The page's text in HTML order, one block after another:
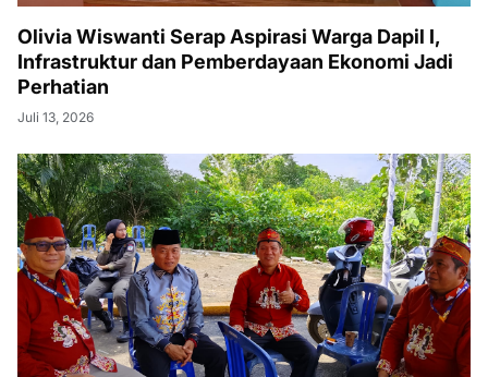
Olivia Wiswanti Serap Aspirasi Warga Dapil I,
Infrastruktur dan Pemberdayaan Ekonomi Jadi
Perhatian
Juli 13, 2026